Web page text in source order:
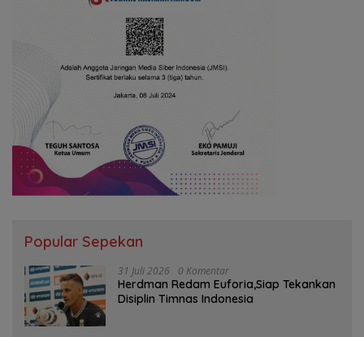
Popular Sepekan
31 Juli 2026 0 Komentar
Herdman Redam Euforia,Siap Tekankan
Disiplin Timnas Indonesia